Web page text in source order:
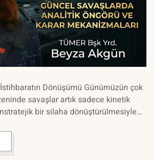
Dönüşümü Günümüzün çok
savaşlar artık sadece kinetik
bir silaha dönüştürülmesiyle…